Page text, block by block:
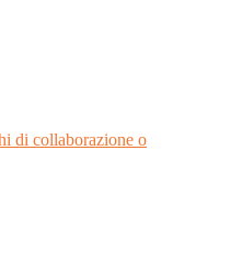
di collaborazione o